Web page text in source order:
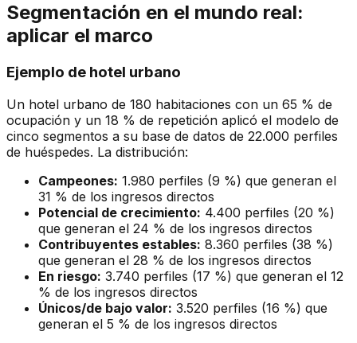
Segmentación en el mundo real:
aplicar el marco
Ejemplo de hotel urbano
Un hotel urbano de 180 habitaciones con un 65 % de
ocupación y un 18 % de repetición aplicó el modelo de
cinco segmentos a su base de datos de 22.000 perfiles
de huéspedes. La distribución:
Campeones: 1.980 perfiles (9 %) que generan el
31 % de los ingresos directos
Potencial de crecimiento: 4.400 perfiles (20 %)
que generan el 24 % de los ingresos directos
Contribuyentes estables: 8.360 perfiles (38 %)
que generan el 28 % de los ingresos directos
En riesgo: 3.740 perfiles (17 %) que generan el 12
% de los ingresos directos
Únicos/de bajo valor: 3.520 perfiles (16 %) que
generan el 5 % de los ingresos directos